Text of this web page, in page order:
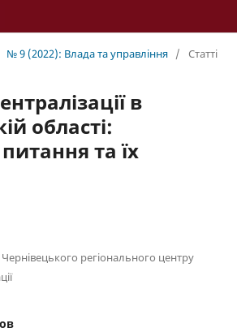
№ 9 (2022): Влада та управління / Статті
в
області:
та їх
регіонального центру